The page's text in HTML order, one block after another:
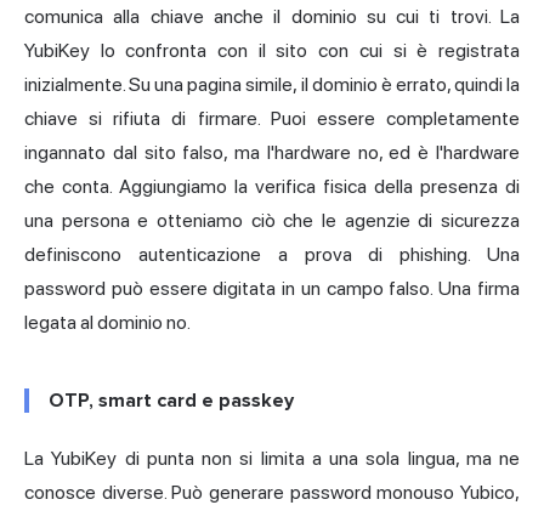
comunica alla chiave anche il dominio su cui ti trovi. La
YubiKey lo confronta con il sito con cui si è registrata
inizialmente. Su una pagina simile, il dominio è errato, quindi la
chiave si rifiuta di firmare. Puoi essere completamente
ingannato dal sito falso, ma l'hardware no, ed è l'hardware
che conta. Aggiungiamo la verifica fisica della presenza di
una persona e otteniamo ciò che le agenzie di sicurezza
definiscono autenticazione a prova di phishing. Una
password può essere digitata in un campo falso. Una firma
legata al dominio no.
OTP, smart card e passkey
La YubiKey di punta non si limita a una sola lingua, ma ne
conosce diverse. Può generare password monouso Yubico,